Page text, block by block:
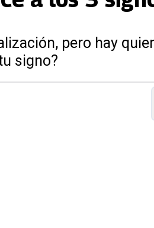
pero hay
signo?